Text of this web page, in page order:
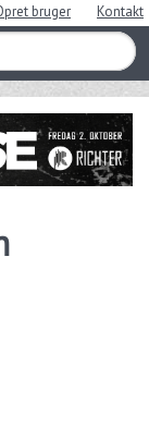
bruger Kontakt